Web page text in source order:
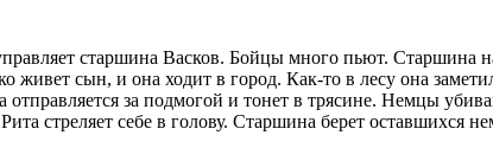
старшина Васков. Бойцы много пьют. Старшина
живет сын, и она ходит в город. Как-то в лесу она
отправляется за подмогой и тонет в трясине. Немцы
стреляет себе в голову. Старшина берет оставшихся